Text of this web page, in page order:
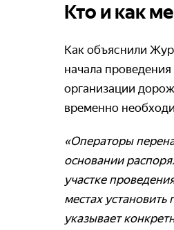
Кто и как
Как объяснили
начала
организации
временно
«Операторы
основании
участке
местах
указывает